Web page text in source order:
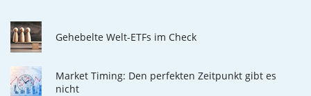
Gehebelte Welt-ETFs im Check
Market Timing: Den perfekten Zeitpunkt gibt es
nicht